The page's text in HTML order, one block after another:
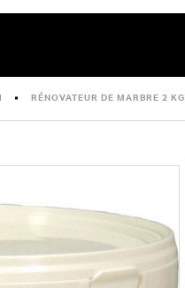
RÉNOVATEUR DE MARBRE 2 KG